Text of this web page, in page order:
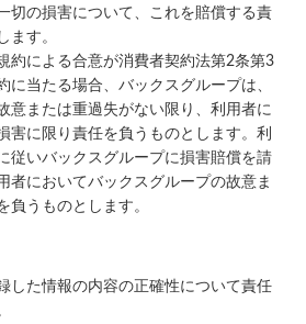
切の損害について、これを賠償する責
ます。
約による合意が消費者契約法第2条第3
に当たる場合、バックスグループは、
意または重過失がない限り、利用者に
害に限り責任を負うものとします。利
従いバックスグループに損害賠償を請
者においてバックスグループの故意ま
負うものとします。
した情報の内容の正確性について責任